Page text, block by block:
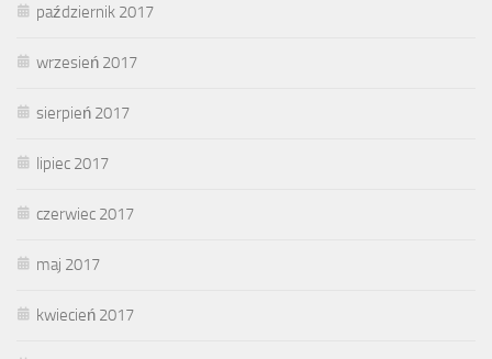
październik 2017
wrzesień 2017
sierpień 2017
lipiec 2017
czerwiec 2017
maj 2017
kwiecień 2017